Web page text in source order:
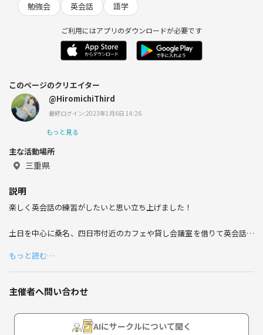
勉強会 英会話 語学
ご利用にはアプリのダウンロードが必要です
このページのクリエイター
@HiromichiThird
最終ログイン:2023年1月6日 14:26
もっと見る
主な活動場所
三重県
説明
楽しく英会話の練習がしたいと思い立ち上げました！
土日を中心に桑名、四日市付近のカフェや貸し会議室を借りて英会話を
単純に交流を楽しんだり、アメリカのボードゲームを遊んだり、色々な
ことを考えてます。
特に募集制限はありません。
もっと読む…
主催者へ問い合わせ
AIにサークルについて聞く